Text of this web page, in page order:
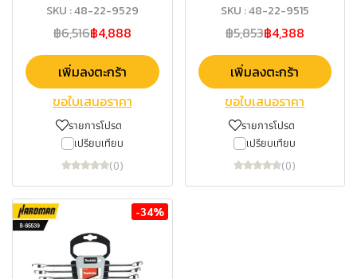
SKU : 48-22-9529
฿6,516฿4,888
เพิ่มลงตะกร้า
ขอใบเสนอราคา
รายการโปรด
เปรียบเทียบ
(0)
SKU : 48-22-9515
฿5,853฿4,388
เพิ่มลงตะกร้า
ขอใบเสนอราคา
รายการโปรด
เปรียบเทียบ
(0)
-34%